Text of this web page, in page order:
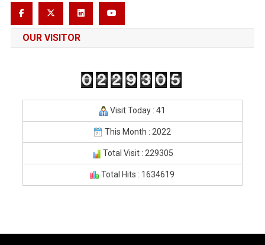
OUR VISITOR
Visit Today : 41
This Month : 2022
Total Visit : 229305
Total Hits : 1634619